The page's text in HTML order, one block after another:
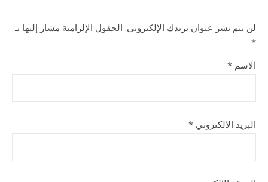
لن يتم نشر عنوان بريدك الإلكتروني. الحقول الإلزامية مشار إليها بـ
*
الاسم *
البريد الإلكتروني *